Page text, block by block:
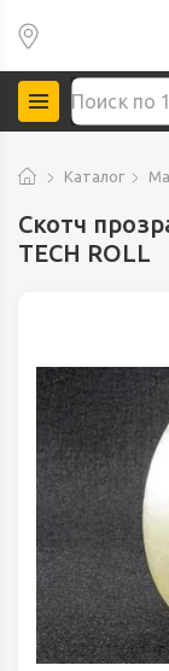
Каталог
Скотч
TECH ROLL